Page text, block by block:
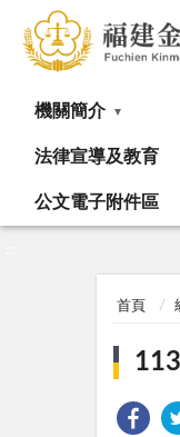
機關簡介
法律宣導及教育
公文電子附件區
首頁